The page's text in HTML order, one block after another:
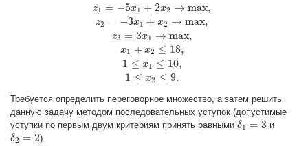
z1 = −5x1 + 2x2 → max,
z2 = −3x1 + x2 → max,
z3 = 3x1 → max,
x1 + x2 ≤ 18,
1 ≤ x1 ≤ 10,
1 ≤ x2 ≤ 9.
,z2 =− 3x1+x → max z3=3x1→
Требуется определить переговорное множество, а затем решить
данную задачу методом последовательных уступок (допустимые
уступки по первым двум критериям принять равными δ1 = 3
δ1 =3 и
δ2 = 2
δ2 =2
).